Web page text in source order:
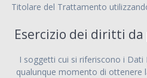
Titolare del Trattamento
Esercizio dei diritti
I soggetti cui si riferiscono i
qualunque momento di ottenere